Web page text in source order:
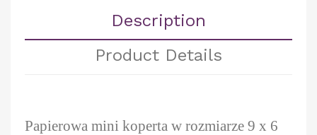
Description
Product Details
Papierowa mini koperta w rozmiarze 9 x 6